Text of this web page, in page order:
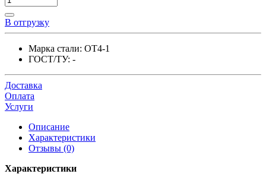
В отгрузку
Марка стали: ОТ4-1
ГОСТ/ТУ: -
Доставка
Оплата
Услуги
Описание
Характеристики
Отзывы (0)
Характеристики